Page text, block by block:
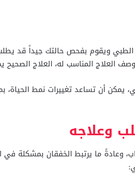
ويقوم بفحص حالتك جيداً قد يطلب
المناسب له، العلاج الصحيح
أن تساعد تغييرات نمط الحياة،
وعلاجه
وعادةً ما يرتبط الخفقان بمشكلة